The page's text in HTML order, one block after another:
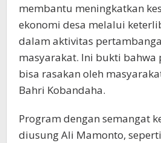
membantu meningkatkan
ekonomi desa melalui
dalam aktivitas
masyarakat. Ini bukti
bisa rasakan oleh
Bahri Kobandaha.
Program dengan semangat
diusung Ali Mamonto,